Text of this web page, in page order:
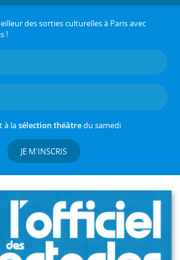
des sorties culturelles à Paris avec
!
à lasélection théâtredu samedi
JE M'INSCRIS